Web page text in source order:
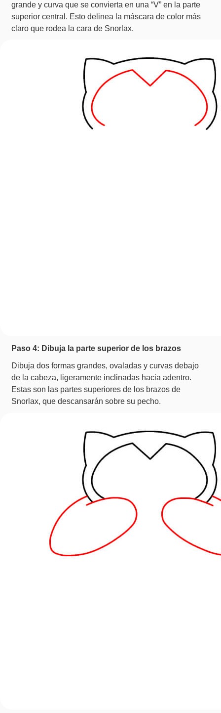
grande y curva que se convierta en una “V” en la parte
superior central. Esto delinea la máscara de color más
claro que rodea la cara de Snorlax.
Paso 4: Dibuja la parte superior de los brazos
Dibuja dos formas grandes, ovaladas y curvas debajo
de la cabeza, ligeramente inclinadas hacia adentro.
Estas son las partes superiores de los brazos de
Snorlax, que descansarán sobre su pecho.